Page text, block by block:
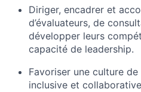
Diriger, encadrer et
d’évaluateurs, de
développer leurs
capacité de leadership.
Favoriser une culture
inclusive et